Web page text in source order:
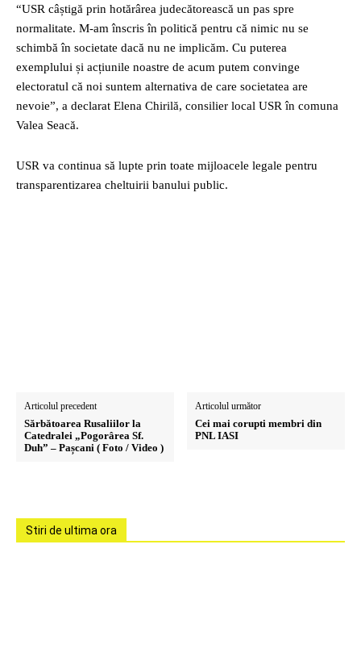
“USR câștigă prin hotărârea judecătorească un pas spre
normalitate. M-am înscris în politică pentru că nimic nu se
schimbă în societate dacă nu ne implicăm. Cu puterea
exemplului și acțiunile noastre de acum putem convinge
electoratul că noi suntem alternativa de care societatea are
nevoie”, a declarat Elena Chirilă, consilier local USR în comuna
Valea Seacă.
USR va continua să lupte prin toate mijloacele legale pentru
transparentizarea cheltuirii banului public.
Articolul precedent
Sărbătoarea Rusaliilor la
Catedralei „Pogorârea Sf.
Duh” – Pașcani ( Foto / Video )
Articolul următor
Cei mai corupti membri din
PNL IASI
Stiri de ultima ora